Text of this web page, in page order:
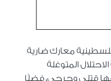
معارك ضارية
المتوغلة
قتلى وجرحى، فضلًا